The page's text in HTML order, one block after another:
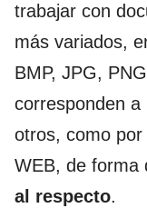
trabajar con
más variados,
BMP, JPG,
corresponden
otros, como
WEB, de forma
al respecto.